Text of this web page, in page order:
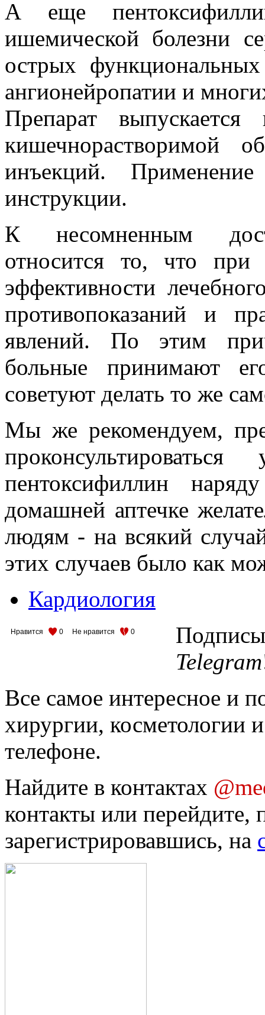
А еще
ишемической болезни
острых
ангионейропатии и
Препарат
кишечнорастворимой
инъекций.
инструкции.
К несомненным
относится то, что
эффективности
противопоказаний и
явлений. По этим
больные принимают
советуют делать то же
Мы же рекомендуем,
пентоксифиллин
домашней аптечке
людям - на всякий
этих случаев было как
Кардиология
Нравится 0 Не нравится 0
Telegram
Все самое интересное и
хирургии, косметологии
телефоне.
Найдите в контактах
контакты или перейдите,
зарегистрировавшись, на